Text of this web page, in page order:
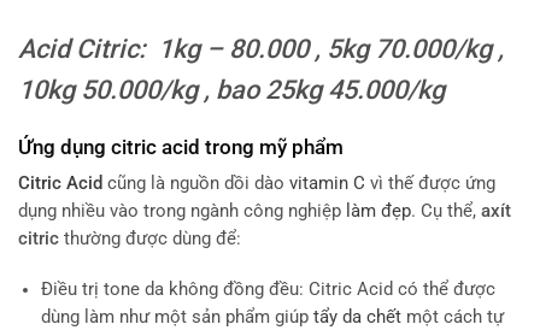
Acid Citric: 1kg – 80.000 , 5kg 70.000/kg ,
10kg 50.000/kg , bao 25kg 45.000/kg
Ứng dụng citric acid trong mỹ phẩm
Citric Acid cũng là nguồn dồi dào vitamin C vì thế được ứng
dụng nhiều vào trong ngành công nghiệp làm đẹp. Cụ thể, axít
citric thường được dùng để:
Điều trị tone da không đồng đều: Citric Acid có thể được
dùng làm như một sản phẩm giúp tẩy da chếtmột cách tự